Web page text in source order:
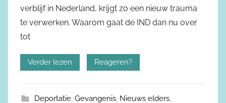
verblijf in Nederland, krijgt zo een nieuw trauma
te verwerken. Waarom gaat de IND dan nu over
tot
Verder lezen Reageren?
Deportatie, Gevangenis, Nieuws elders,